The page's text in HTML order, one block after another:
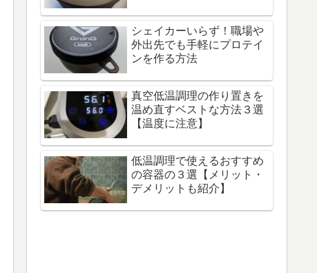
シェイカーいらず！職場や
外出先でも手軽にプロテイ
ンを作る方法
真空低温調理の作り置きを
温め直すベストな方法３選
【温度に注意】
低温調理で使えるおすすめ
の容器の３選【メリット・
デメリットも紹介】